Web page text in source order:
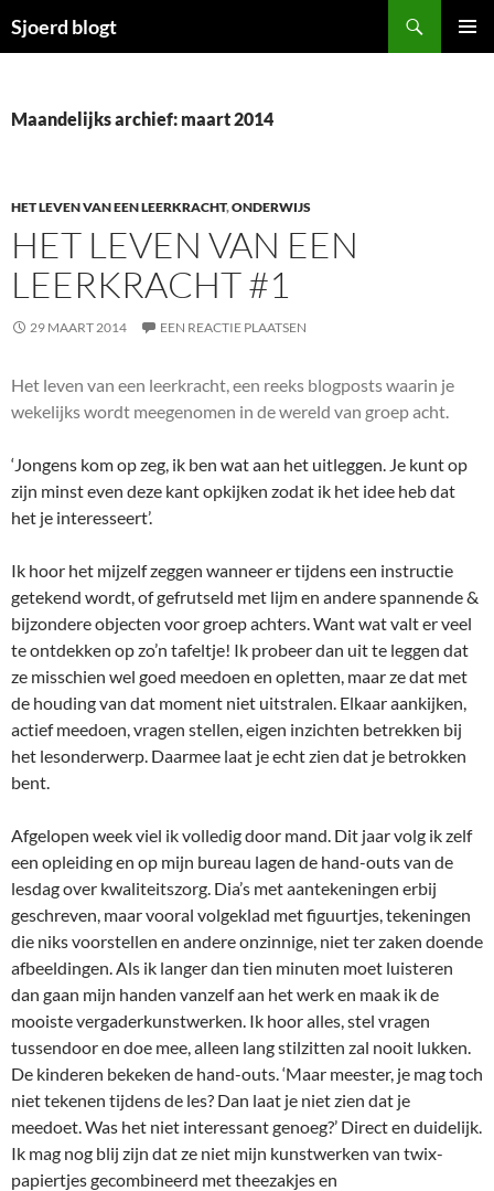
naar
Sjoerd blogt
Maandelijks archief: maart 2014
HET LEVEN VAN EEN LEERKRACHT,ONDERWIJS
HET LEVEN VAN EEN
LEERKRACHT #1
29 MAART 2014 EEN REACTIE PLAATSEN
Het leven van een leerkracht, een reeks blogposts waarin je
wekelijks wordt meegenomen in de wereld van groep acht.
‘Jongens kom op zeg, ik ben wat aan het uitleggen. Je kunt op
zijn minst even deze kant opkijken zodat ik het idee heb dat
het je interesseert’.
Ik hoor het mijzelf zeggen wanneer er tijdens een instructie
getekend wordt, of gefrutseld met lijm en andere spannende &
bijzondere objecten voor groep achters. Want wat valt er veel
te ontdekken op zo’n tafeltje! Ik probeer dan uit te leggen dat
ze misschien wel goed meedoen en opletten, maar ze dat met
de houding van dat moment niet uitstralen. Elkaar aankijken,
actief meedoen, vragen stellen, eigen inzichten betrekken bij
het lesonderwerp. Daarmee laat je echt zien dat je betrokken
bent.
Afgelopen week viel ik volledig door mand. Dit jaar volg ik zelf
een opleiding en op mijn bureau lagen de hand-outs van de
lesdag over kwaliteitszorg. Dia’s met aantekeningen erbij
geschreven, maar vooral volgeklad met figuurtjes, tekeningen
die niks voorstellen en andere onzinnige, niet ter zaken doende
afbeeldingen. Als ik langer dan tien minuten moet luisteren
dan gaan mijn handen vanzelf aan het werk en maak ik de
mooiste vergaderkunstwerken. Ik hoor alles, stel vragen
tussendoor en doe mee, alleen lang stilzitten zal nooit lukken.
De kinderen bekeken de hand-outs. ‘Maar meester, je mag toch
niet tekenen tijdens de les? Dan laat je niet zien dat je
meedoet. Was het niet interessant genoeg?’ Direct en duidelijk.
Ik mag nog blij zijn dat ze niet mijn kunstwerken van twix-
papiertjes gecombineerd met theezakjes en